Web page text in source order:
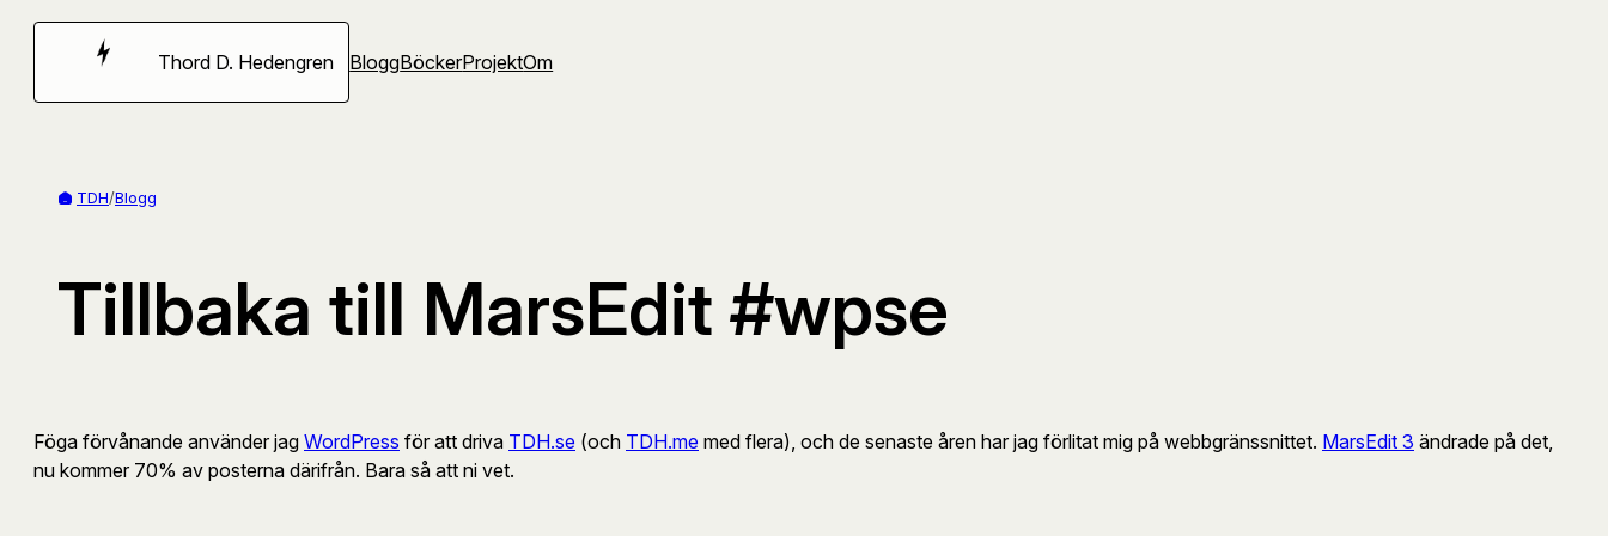
Hoppa
Thord D. Hedengren BloggBöckerProjektOm
TDH/Blogg
Tillbaka till MarsEdit #wpse
Föga förvånande använder jag WordPress för att driva TDH.se (och TDH.me med flera), och de senaste åren har jag förlitat mig på webbgränssnittet. MarsEdit 3 ändrade på det,
nu kommer 70% av posterna därifrån. Bara så att ni vet.